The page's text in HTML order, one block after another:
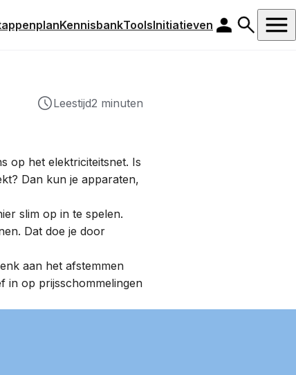
KennisbankToolsInitiatieven
Leestijd2 minuten
op het elektriciteitsnet. Is
Dan kun je apparaten,
slim op in te spelen.
Dat doe je door
aan het afstemmen
in op prijsschommelingen